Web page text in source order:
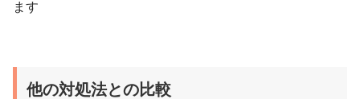
ます
他の対処法との比較